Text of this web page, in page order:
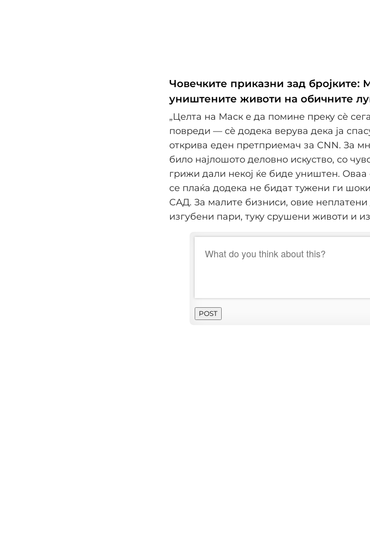
Човечките приказни зад бројките:
уништените животи на обичните
„Целта на Маск е да помине преку сè
повреди — сè додека верува дека ја
открива еден претприемач за CNN. За
било најлошото деловно искуство, со
грижи дали некој ќе биде уништен. Оваа
се плаќа додека не бидат тужени ги
САД. За малите бизниси, овие
изгубени пари, туку срушени животи и
POST